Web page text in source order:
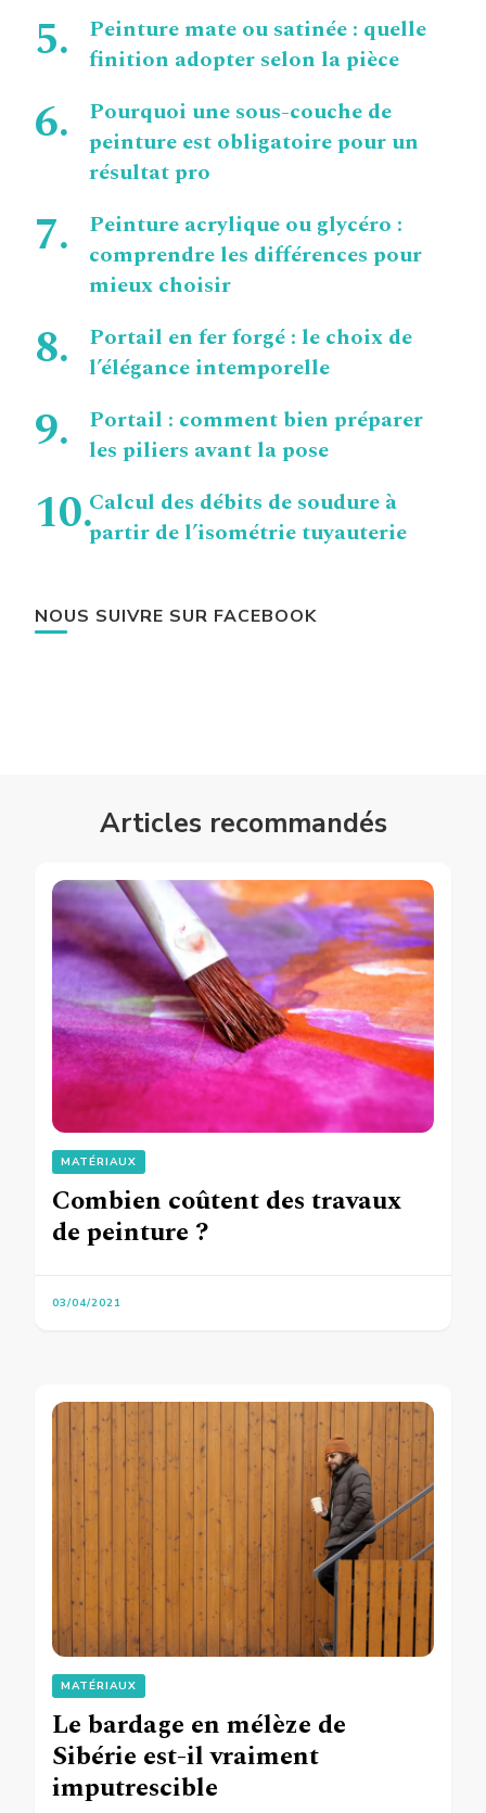
Peinture mate ou satinée : quelle
finition adopter selon la pièce
Pourquoi une sous-couche de
peinture est obligatoire pour un
résultat pro
Peinture acrylique ou glycéro :
comprendre les différences pour
mieux choisir
Portail en fer forgé : le choix de
l’élégance intemporelle
Portail : comment bien préparer
les piliers avant la pose
Calcul des débits de soudure à
partir de l’isométrie tuyauterie
NOUS SUIVRE SUR FACEBOOK
Articles recommandés
MATÉRIAUX
Combien coûtent des travaux
de peinture ?
03/04/2021
MATÉRIAUX
Le bardage en mélèze de
Sibérie est-il vraiment
imputrescible